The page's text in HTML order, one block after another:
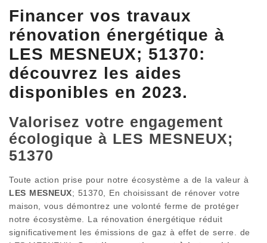
Financer vos travaux
rénovation énergétique à
LES MESNEUX; 51370:
découvrez les aides
disponibles en 2023.
Valorisez votre engagement
écologique à LES MESNEUX;
51370
Toute action prise pour notre écosystème a de la valeur à
LES MESNEUX; 51370, En choisissant de rénover votre
maison, vous démontrez une volonté ferme de protéger
notre écosystème. La rénovation énergétique réduit
significativement les émissions de gaz à effet de serre. de